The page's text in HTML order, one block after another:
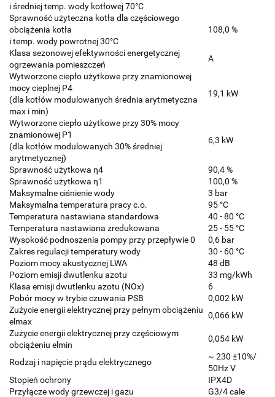
i średniej temp. wody kotłowej 70°C
Sprawność użyteczna kotła dla częściowego
obciążenia kotła
i temp. wody powrotnej 30°C
108,0 %
Klasa sezonowej efektywności energetycznej
ogrzewania pomieszczeń
A
Wytworzone ciepło użytkowe przy znamionowej
mocy cieplnej P4
(dla kotłów modulowanych średnia arytmetyczna
max i min)
19,1 kW
Wytworzone ciepło użytkowe przy 30% mocy
znamionowej P1
(dla kotłów modulowanych 30% średniej
arytmetycznej)
6,3 kW
Sprawność użytkowa η4
90,4 %
Sprawność użytkowa η1
100,0 %
Maksymalne ciśnienie wody
3 bar
Maksymalna temperatura pracy c.o.
95 °C
Temperatura nastawiana standardowa
40 - 80 °C
Temperatura nastawiana zredukowana
25 - 55 °C
Wysokość podnoszenia pompy przy przepływie 0
0,6 bar
Zakres regulacji temperatury wody
30 - 60 °C
Poziom mocy akustycznej LWA
48 dB
Poziom emisji dwutlenku azotu
33 mg/kWh
Klasa emisji dwutlenku azotu (NOx)
6
Pobór mocy w trybie czuwania PSB
0,002 kW
Zużycie energii elektrycznej przy pełnym obciążeniu
elmax
0,066 kW
Zużycie energii elektrycznej przy częściowym
obciążeniu elmin
0,054 kW
Rodzaj i napięcie prądu elektrycznego
~ 230 ±10%/
50Hz V
Stopień ochrony
IPX4D
Przyłącze wody grzewczej i gazu
G3/4 cale